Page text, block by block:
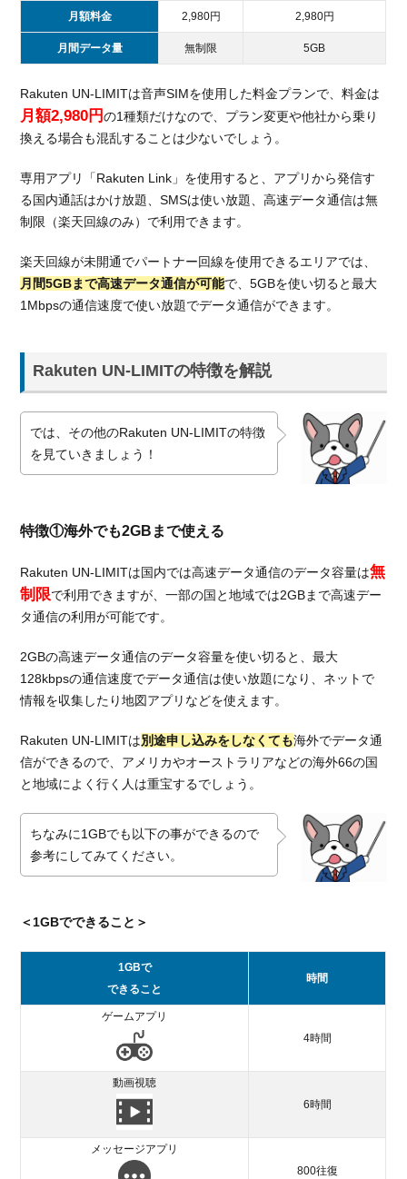
月額料金 2,980円 2,980円
月間データ量 無制限 5GB
Rakuten UN-LIMITは音声SIMを使用した料金プランで、料金は
月額2,980円の1種類だけなので、プラン変更や他社から乗り
換える場合も混乱することは少ないでしょう。
専用アプリ「Rakuten Link」を使用すると、アプリから発信す
る国内通話はかけ放題、SMSは使い放題、高速データ通信は無
制限（楽天回線のみ）で利用できます。
楽天回線が未開通でパートナー回線を使用できるエリアでは、
月間5GBまで高速データ通信が可能で、5GBを使い切ると最大
1Mbpsの通信速度で使い放題でデータ通信ができます。
Rakuten UN-LIMITの特徴を解説
では、その他のRakuten UN-LIMITの特徴
を見ていきましょう！
特徴①海外でも2GBまで使える
Rakuten UN-LIMITは国内では高速データ通信のデータ容量は無
制限で利用できますが、一部の国と地域では2GBまで高速デー
タ通信の利用が可能です。
2GBの高速データ通信のデータ容量を使い切ると、最大
128kbpsの通信速度でデータ通信は使い放題になり、ネットで
情報を収集したり地図アプリなどを使えます。
Rakuten UN-LIMITは別途申し込みをしなくても海外でデータ通
信ができるので、アメリカやオーストラリアなどの海外66の国
と地域によく行く人は重宝するでしょう。
ちなみに1GBでも以下の事ができるので
参考にしてみてください。
＜1GBでできること＞
1GBで
できること
時間
ゲームアプリ
4時間
動画視聴
6時間
メッセージアプリ
800往復